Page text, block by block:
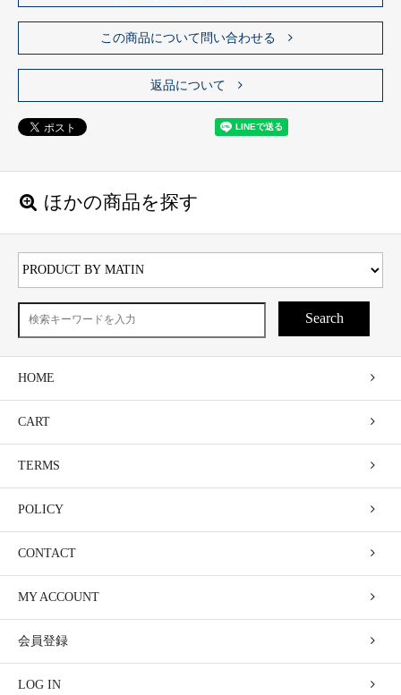
この商品について問い合わせる
返品について
ほかの商品を探す
Search
HOME
CART
TERMS
POLICY
CONTACT
MY ACCOUNT
会員登録
LOG IN